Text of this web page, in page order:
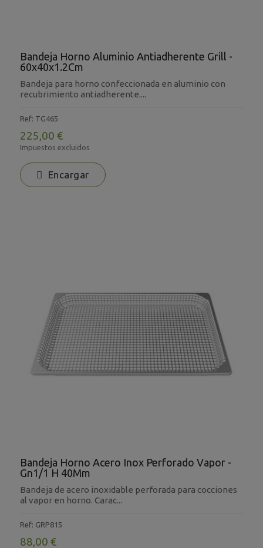
Bandeja Horno Aluminio Antiadherente Grill -
60x40x1.2Cm
Bandeja para horno confeccionada en aluminio con
recubrimiento antiadherente....
Ref: TG465
225,00 €
Impuestos excluidos
Encargar
Bandeja Horno Acero Inox Perforado Vapor -
Gn1/1 H 40Mm
Bandeja de acero inoxidable perforada para cocciones
al vapor en horno. Carac...
Ref: GRP815
88,00 €